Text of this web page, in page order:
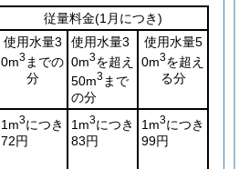
従量料金(1月につき)
使用水量3
0m3 までの
分
使用水量3
0m3を超え
50m3まで
の分
使用水量5
0m3を超え
る分
1m3につき
72円
1m3につき
83円
1m3につき
99円